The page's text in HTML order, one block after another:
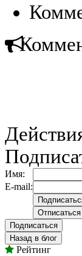
Имя:
E-mail:
Подписаться
Назад в блог
Рейтинг